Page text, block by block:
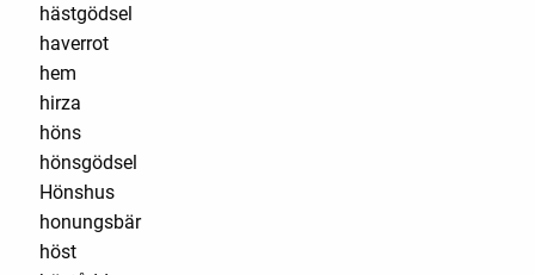
hästgödsel
haverrot
hem
hirza
höns
hönsgödsel
Hönshus
honungsbär
höst